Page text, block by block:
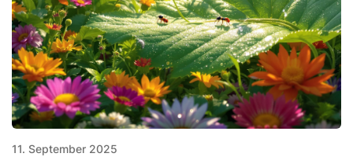
11. September 2025